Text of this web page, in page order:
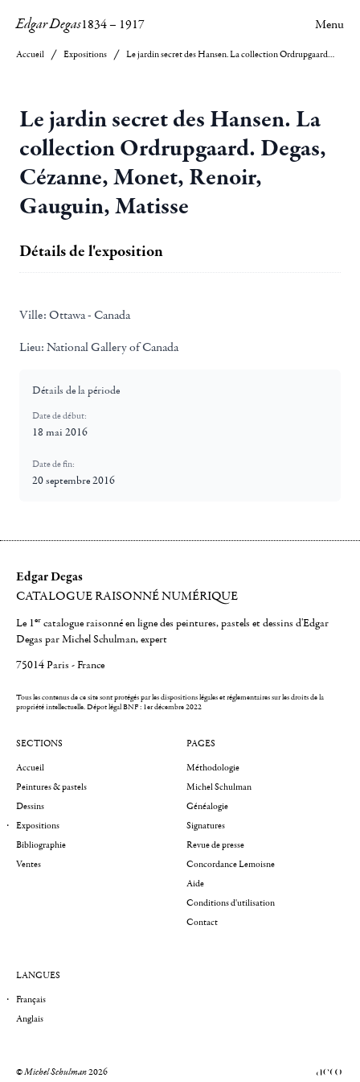
Edgar Degas1834– 1917 Menu
Accueil Expositions Le jardin secret des Hansen. La collection Ordrupgaard. Degas, Cézanne, Monet, Renoir, Gauguin, Matisse
Le jardin secret des Hansen. La
collection Ordrupgaard. Degas,
Cézanne, Monet, Renoir,
Gauguin, Matisse
Détails de l'exposition
Ville: Ottawa - Canada
Lieu: National Gallery of Canada
Détails de la période
Date de début:
18 mai 2016
Date de fin:
20 septembre 2016
Edgar Degas
CATALOGUE RAISONNÉ NUMÉRIQUE
Le 1er catalogue raisonné en ligne des peintures, pastels et dessins d'Edgar
Degas par Michel Schulman, expert
75014 Paris - France
Tous les contenus de ce site sont protégés par les dispositions légales et réglementaires sur les droits de la
propriété intellectuelle.Dépot légal BNF : 1er décembre 2022
SECTIONS
Accueil
Peintures & pastels
Dessins
Expositions
Bibliographie
Ventes
PAGES
Méthodologie
Michel Schulman
Généalogie
Signatures
Revue de presse
Concordance Lemoisne
Aide
Conditions d'utilisation
Contact
LANGUES
Français
Anglais
©Michel Schulman2026